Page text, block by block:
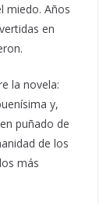
miedo. Años
en
la novela:
y,
puñado de
de los
más